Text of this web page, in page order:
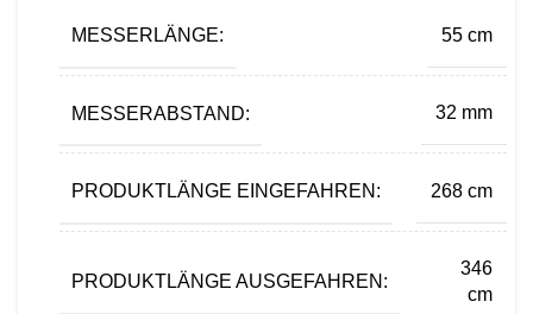
MESSERLÄNGE: 55 cm
MESSERABSTAND: 32 mm
PRODUKTLÄNGE EINGEFAHREN: 268 cm
PRODUKTLÄNGE AUSGEFAHREN:
346
cm